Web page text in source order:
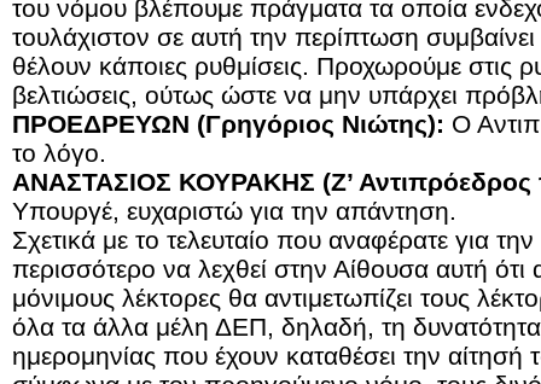
του νόμου βλέπουμε πράγματα τα οποία
τουλάχιστον σε αυτή την περίπτωση συμβαίνει
θέλουν κάποιες ρυθμίσεις. Προχωρούμε στις
βελτιώσεις, ούτως ώστε να μην υπάρχει
ΠΡΟΕΔΡΕΥΩΝ (Γρηγόριος Νιώτης): Ο
το λόγο.
ΑΝΑΣΤΑΣΙΟΣ ΚΟΥΡΑΚΗΣ (Ζ’ Αντιπρόεδρος
Υπουργέ, ευχαριστώ για την απάντηση.
Σχετικά με το τελευταίο που αναφέρατε για
περισσότερο να λεχθεί στην Αίθουσα αυτή ότι
μόνιμους λέκτορες θα αντιμετωπίζει τους
όλα τα άλλα μέλη ΔΕΠ, δηλαδή, τη δυνατότητα
ημερομηνίας που έχουν καταθέσει την αίτησή